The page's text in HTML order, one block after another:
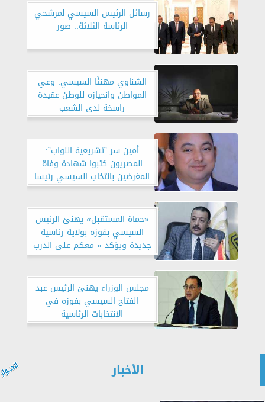
رسائل الرئيس السيسي لمرشحي
الرئاسة الثلاثة.. صور
الشناوي مهنئًا السيسي: وعي
المواطن وانحيازه للوطن عقيدة
راسخة لدى الشعب
أمين سر ”تشريعية النواب”:
المصريون كتبوا شهادة وفاة
المغرضين بانتخاب السيسي رئيسا
بنسبة تصويت تاريخية
«حماة المستقبل» يهنئ الرئيس
السيسي بفوزه بولاية رئاسية
جديدة ويؤكد « معكم على الدرب
سائرون»
مجلس الوزراء يهنئ الرئيس عبد
الفتاح السيسي بفوزه في
الانتخابات الرئاسية
الأخبار